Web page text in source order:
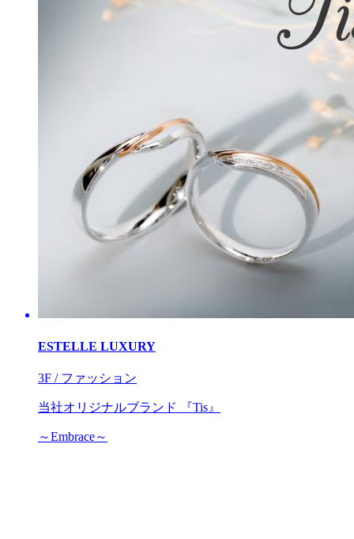
ESTELLE LUXURY
3F / ファッション
当社オリジナルブランド 『Tis』
～Embrace～